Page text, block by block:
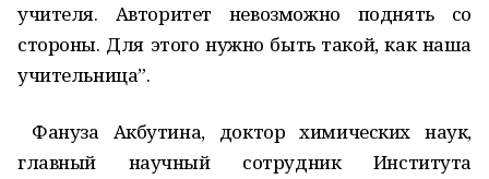
учителя. Авторитет невозможно поднять со
стороны. Для этого нужно быть такой, как наша
учительница”.
Фануза Акбутина, доктор химических наук,
главный научный сотрудник Института